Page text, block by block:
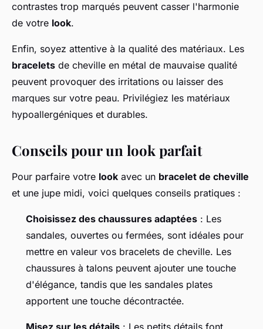
contrastes trop marqués peuvent casser l'harmonie
de votre look.
Enfin, soyez attentive à la qualité des matériaux. Les
bracelets de cheville en métal de mauvaise qualité
peuvent provoquer des irritations ou laisser des
marques sur votre peau. Privilégiez les matériaux
hypoallergéniques et durables.
Conseils pour un look parfait
Pour parfaire votre look avec un bracelet de cheville
et une jupe midi, voici quelques conseils pratiques :
Choisissez des chaussures adaptées : Les
sandales, ouvertes ou fermées, sont idéales pour
mettre en valeur vos bracelets de cheville. Les
chaussures à talons peuvent ajouter une touche
d'élégance, tandis que les sandales plates
apportent une touche décontractée.